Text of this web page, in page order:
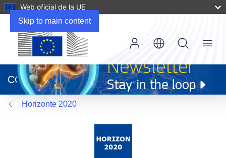
Skip to main content
Web oficial de la UE
abrirá
en
una
nueva
ventana)
CORDIS
Menu
Horizonte 2020